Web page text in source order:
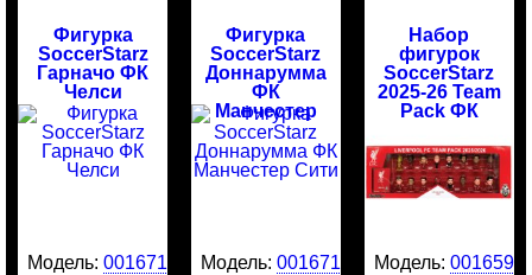
Фигурка
SoccerStarz
Гарначо ФК
Челси
Модель:0016715
Фигурка
SoccerStarz
Доннарумма
ФК
Манчестер
Сити
Модель:0016714
Набор
фигурок
SoccerStarz
2025-26 Team
Pack ФК
Модель: 0016595